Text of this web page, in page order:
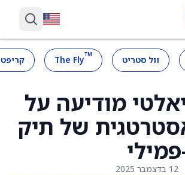
וול סטריט ™
The Fly
מודיעה על
של תיק
12 בדצמבר 2025